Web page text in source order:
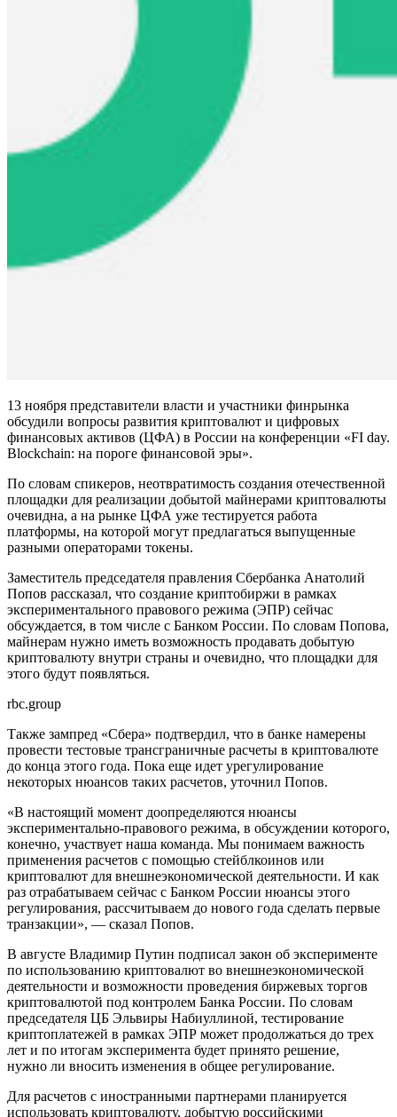
13 ноября представители власти и участники финрынка
обсудили вопросы развития криптовалют и цифровых
финансовых активов (ЦФА) в России на конференции «FI day.
Blockchain: на пороге финансовой эры».
По словам спикеров, неотвратимость создания отечественной
площадки для реализации добытой майнерами криптовалюты
очевидна, а на рынке ЦФА уже тестируется работа
платформы, на которой могут предлагаться выпущенные
разными операторами токены.
Заместитель председателя правления Сбербанка Анатолий
Попов рассказал, что создание криптобиржи в рамках
экспериментального правового режима (ЭПР) сейчас
обсуждается, в том числе с Банком России. По словам Попова,
майнерам нужно иметь возможность продавать добытую
криптовалюту внутри страны и очевидно, что площадки для
этого будут появляться.
rbc.group
Также зампред «Сбера» подтвердил, что в банке намерены
провести тестовые трансграничные расчеты в криптовалюте
до конца этого года. Пока еще идет урегулирование
некоторых нюансов таких расчетов, уточнил Попов.
«В настоящий момент доопределяются нюансы
экспериментально-правового режима, в обсуждении которого,
конечно, участвует наша команда. Мы понимаем важность
применения расчетов с помощью стейблкоинов или
криптовалют для внешнеэкономической деятельности. И как
раз отрабатываем сейчас с Банком России нюансы этого
регулирования, рассчитываем до нового года сделать первые
транзакции», — сказал Попов.
В августе Владимир Путин подписал закон об эксперименте
по использованию криптовалют во внешнеэкономической
деятельности и возможности проведения биржевых торгов
криптовалютой под контролем Банка России. По словам
председателя ЦБ Эльвиры Набиуллиной, тестирование
криптоплатежей в рамках ЭПР может продолжаться до трех
лет и по итогам эксперимента будет принято решение,
нужно ли вносить изменения в общее регулирование.
Для расчетов с иностранными партнерами планируется
использовать криптовалюту, добытую российскими